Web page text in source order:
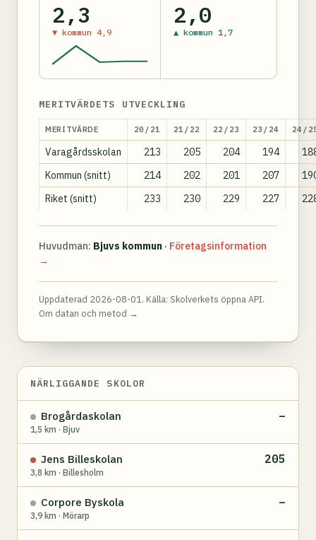
2,3
▼ kommun 4,9
2,0
▲ kommun 1,7
MERITVÄRDETS UTVECKLING
MERITVÄRDE 20/21 21/22 22/23 23/24 24/
Varagårdsskolan 213 205 204 194
Kommun (snitt)
214 202 201 207
Riket (snitt)
233 230 229 227
Huvudman: Bjuvs kommun · Företagsinformation
→
Uppdaterad 2026-08-01. Källa: Skolverkets öppna API.
Om datan och metod →
NÄRLIGGANDE SKOLOR
Brogårdaskolan
1,5 km · Bjuv
–
Jens Billeskolan
3,8 km · Billesholm
205
Corpore Byskola
3,9 km · Mörarp
–